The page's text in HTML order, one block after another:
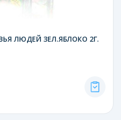
ЛЮДЕЙ ЗЕЛ.ЯБЛОКО 2Г.